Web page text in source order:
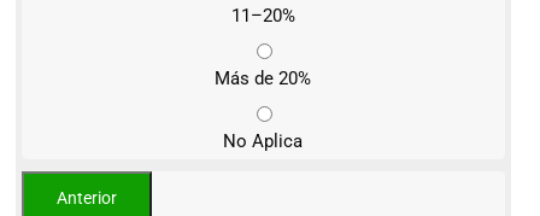
11–20%
Más de 20%
No Aplica